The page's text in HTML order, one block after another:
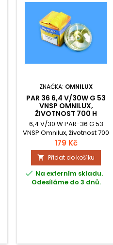
ZNAČKA: OMNILUX
PAR 36 6,4 V/30W G 53
VNSP OMNILUX,
ŽIVOTNOST 700 H
6,4 V/30 W PAR-36 G 53
VNSP Omnilux, životnost 700
h
179 Kč
 Přidat do košíku
 Na externím skladu.
Odesíláme do 3 dnů.